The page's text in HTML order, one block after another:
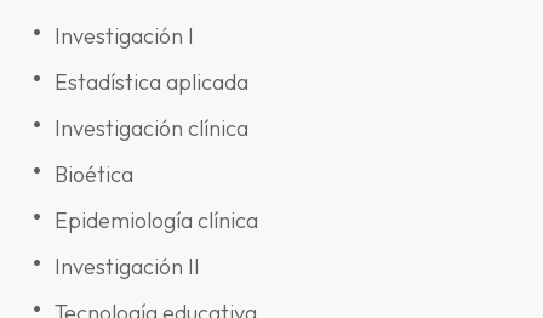
Investigación I
Estadística aplicada
Investigación clínica
Bioética
Epidemiología clínica
Investigación II